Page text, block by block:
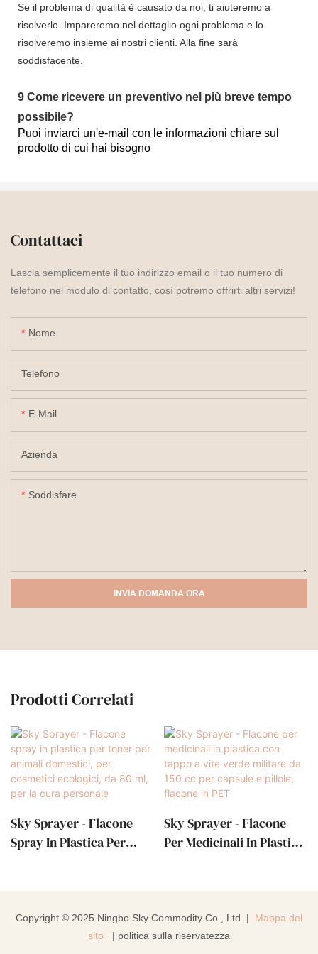
Se il problema di qualità è causato da noi, ti aiuteremo a
risolverlo. Impareremo nel dettaglio ogni problema e lo
risolveremo insieme ai nostri clienti. Alla fine sarà
soddisfacente.
9 Come ricevere un preventivo nel più breve tempo
possibile?
Puoi inviarci un'e-mail con le informazioni chiare sul
prodotto di cui hai bisogno
Contattaci
Lascia semplicemente il tuo indirizzo email o il tuo numero di
telefono nel modulo di contatto, così potremo offrirti altri servizi!
Nome
Telefono
E-Mail
Azienda
Soddisfare
INVIA DOMANDA ORA
Prodotti Correlati
Sky Sprayer - Flacone
Spray In Plastica Per
La Cura Personale
Sky Sprayer - Flacone
Per Medicinali In Plastica
In PET
Copyright © 2025 Ningbo Sky Commodity Co., Ltd |
Mappa del
sito
| politica sulla riservatezza